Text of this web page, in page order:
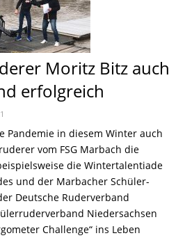
Moritz Bitz auch
erfolgreich
Pandemie in diesem Winter auch
vom FSG Marbach die
die Wintertalentiade
und der Marbacher Schüler-
Deutsche Ruderverband
Niedersachsen
Challenge“ ins Leben